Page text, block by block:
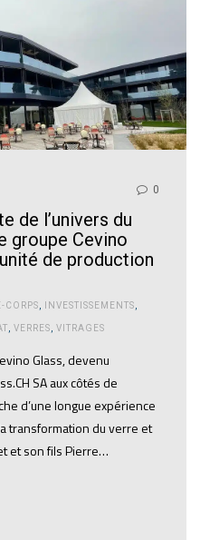
0
de l’univers du
groupe Cevino
de production
CORPS INVESTISSEMENTS
VERRES VITRAGES
Glass, devenu
SA aux côtés de
d’une longue expérience
transformation du verre et
et son fils Pierre…